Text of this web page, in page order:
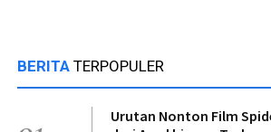
BERITA TERPOPULER
Urutan Nonton Film